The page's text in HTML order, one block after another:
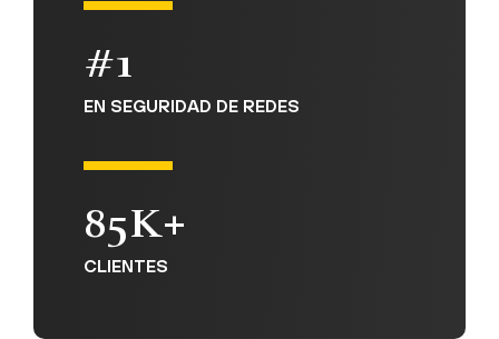
#1
EN SEGURIDAD DE REDES
85K+
CLIENTES